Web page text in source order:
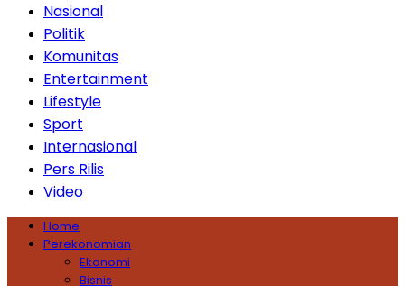
Nasional
Politik
Komunitas
Entertainment
Lifestyle
Sport
Internasional
Pers Rilis
Video
Home
Perekonomian
Ekonomi
Bisnis